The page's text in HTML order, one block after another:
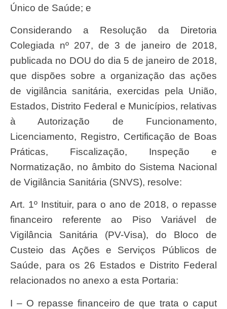
Único de Saúde; e
Considerando a Resolução da Diretoria
Colegiada nº 207, de 3 de janeiro de 2018,
publicada no DOU do dia 5 de janeiro de 2018,
que dispões sobre a organização das ações
de vigilância sanitária, exercidas pela União,
Estados, Distrito Federal e Municípios, relativas
à Autorização de Funcionamento,
Licenciamento, Registro, Certificação de Boas
Práticas, Fiscalização, Inspeção e
Normatização, no âmbito do Sistema Nacional
de Vigilância Sanitária (SNVS), resolve:
Art. 1º Instituir, para o ano de 2018, o repasse
financeiro referente ao Piso Variável de
Vigilância Sanitária (PV-Visa), do Bloco de
Custeio das Ações e Serviços Públicos de
Saúde, para os 26 Estados e Distrito Federal
relacionados no anexo a esta Portaria:
I – O repasse financeiro de que trata o caput